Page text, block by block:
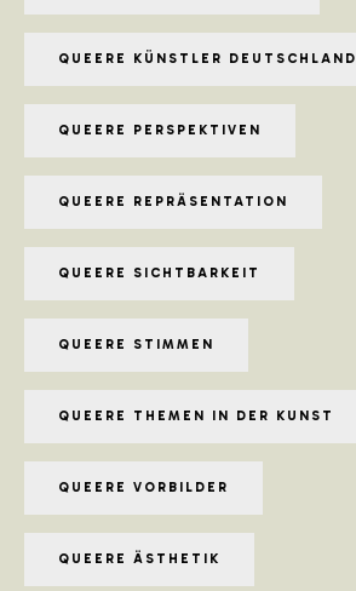
QUEERE KÜNSTLER DEUTSCHLAND
QUEERE PERSPEKTIVEN
QUEERE REPRÄSENTATION
QUEERE SICHTBARKEIT
QUEERE STIMMEN
QUEERE THEMEN IN DER KUNST
QUEERE VORBILDER
QUEERE ÄSTHETIK